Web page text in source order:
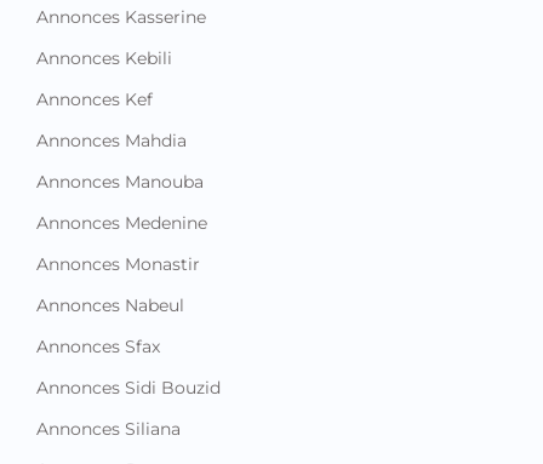
Annonces Kasserine
Annonces Kebili
Annonces Kef
Annonces Mahdia
Annonces Manouba
Annonces Medenine
Annonces Monastir
Annonces Nabeul
Annonces Sfax
Annonces Sidi Bouzid
Annonces Siliana